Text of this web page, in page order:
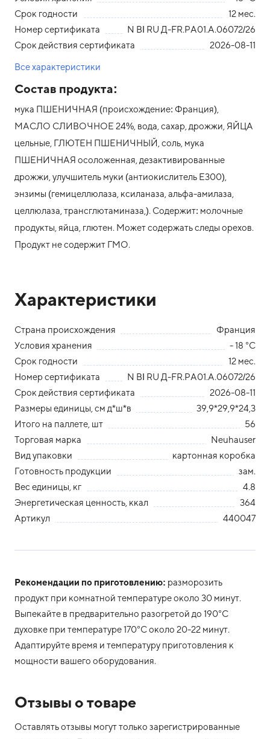
Срок годности
12 мес.
Номер сертификата
N ВІ RU Д-FR.PA01.А.06072/26
Срок действия сертификата
2026-08-11
Все характеристики
Состав продукта:
мука ПШЕНИЧНАЯ (происхождение: Франция),
МАСЛО СЛИВОЧНОЕ 24%, вода, сахар, дрожжи, ЯЙЦА
цельные, ГЛЮТЕН ПШЕНИЧНЫЙ, соль, мука
ПШЕНИЧНАЯ осоложенная, дезактивированные
дрожжи, улучшитель муки (антиокислитель Е300),
энзимы (гемицеллюлаза, ксиланаза, альфа-амилаза,
целлюлаза, трансглютаминаза,). Содержит: молочные
продукты, яйца, глютен. Может содержать следы орехов.
Продукт не содержит ГМО.
Характеристики
Страна происхождения
Франция
Условия хранения
- 18 °С
Срок годности
12 мес.
Номер сертификата
N ВІ RU Д-FR.PA01.А.06072/26
Срок действия сертификата
2026-08-11
Размеры единицы, см д*ш*в
39,9*29,9*24,3
Итого на паллете, шт
56
Торговая марка
Neuhauser
Вид упаковки
картонная коробка
Готовность продукции
зам.
Вес единицы, кг
4.8
Энергетическая ценность, ккал
364
Артикул
440047
Рекомендации по приготовлению: разморозить
продукт при комнатной температуре около 30 минут.
Выпекайте в предварительно разогретой до 190°С
духовке при температуре 170°С около 20-22 минут.
Адаптируйте время и температуру приготовления к
мощности вашего оборудования.
Отзывы о товаре
Оставлять отзывы могут только зарегистрированные